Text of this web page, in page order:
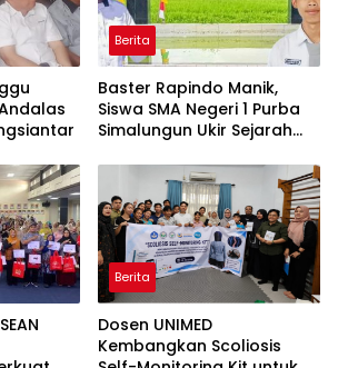
Berita
Baster Rapindo Manik,
Siswa SMA Negeri 1 Purba
Simalungun Ukir Sejarah
Berita
Dosen UNIMED
Kembangkan Scoliosis